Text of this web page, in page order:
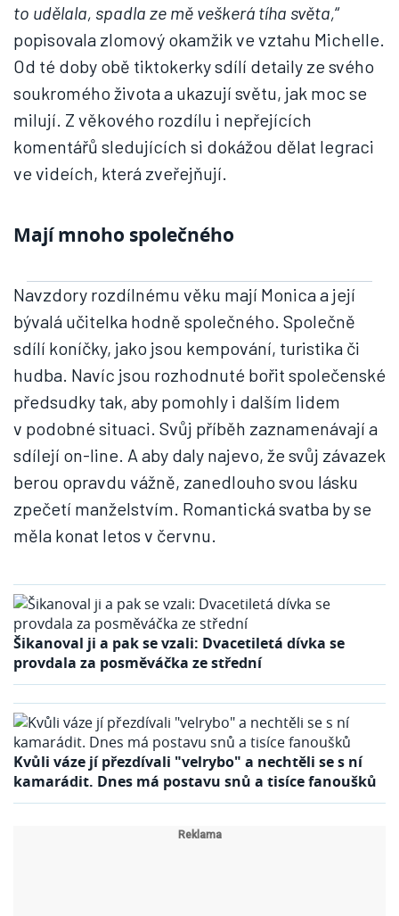
to udělala, spadla ze mě veškerá tíha světa,“
popisovala zlomový okamžik ve vztahu Michelle.
Od té doby obě tiktokerky sdílí detaily ze svého
soukromého života a ukazují světu, jak moc se
milují. Z věkového rozdílu i nepřejících
komentářů sledujících si dokážou dělat legraci
ve videích, která zveřejňují.
Mají mnoho společného
Navzdory rozdílnému věku mají Monica a její
bývalá učitelka hodně společného. Společně
sdílí koníčky, jako jsou kempování, turistika či
hudba. Navíc jsou rozhodnuté bořit společenské
předsudky tak, aby pomohly i dalším lidem
v podobné situaci. Svůj příběh zaznamenávají a
sdílejí on-line. A aby daly najevo, že svůj závazek
berou opravdu vážně, zanedlouho svou lásku
zpečetí manželstvím. Romantická svatba by se
měla konat letos v červnu.
Šikanoval ji a pak se vzali: Dvacetiletá dívka se
provdala za posměváčka ze střední
Kvůli váze jí přezdívali "velrybo" a nechtěli se s ní
kamarádit. Dnes má postavu snů a tisíce fanoušků